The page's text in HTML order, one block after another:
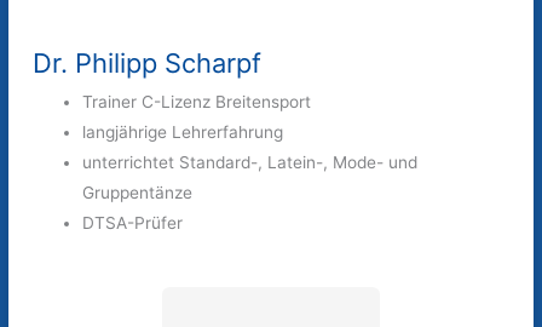
Dr. Philipp Scharpf
Trainer C-Lizenz Breitensport
langjährige Lehrerfahrung
unterrichtet Standard-, Latein-, Mode- und
Gruppentänze
DTSA-Prüfer